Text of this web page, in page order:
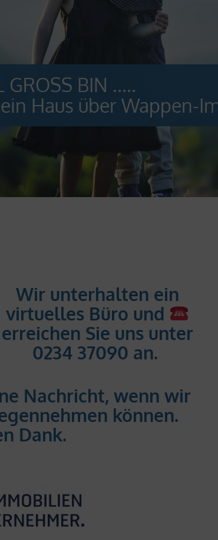
Wir unterhalten ein
virtuelles Büro und
erreichen Sie uns unter
0234 37090 an.
Nachricht, wenn wir
können.
Dank.